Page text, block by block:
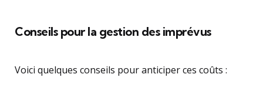
Conseils pour la gestion des imprévus
Voici quelques conseils pour anticiper ces coûts :